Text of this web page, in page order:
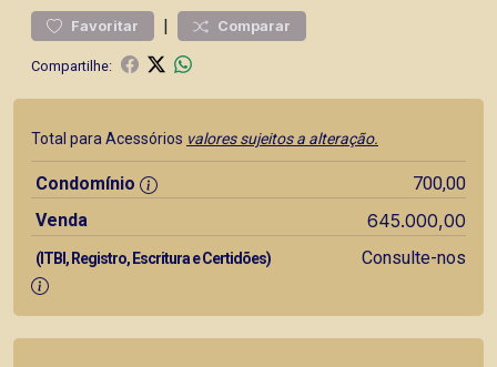
Favoritar | Comparar
Compartilhe:
Total para Acessórios valores sujeitos a alteração.
Condomínio
700,00
Venda
645.000,00
(ITBI, Registro, Escritura e Certidões) Consulte-nos